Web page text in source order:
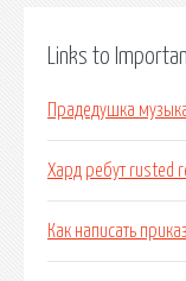
Links to
Прадедушка
Хард ребут rusted
Как написать